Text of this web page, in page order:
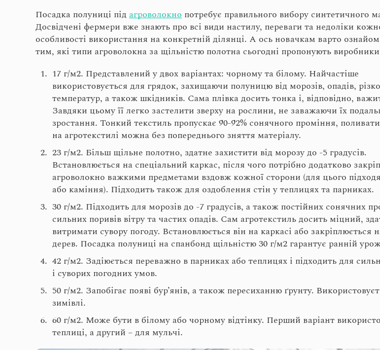
Посадка полуниці під агроволокно потребує правильного вибору синтетичного
Досвідчені фермери вже знають про всі види настилу, переваги та недоліки
особливості використання на конкретній ділянці. А ось новачкам варто
тим, які типи агроволокна за щільністю полотна сьогодні пропонують
17 г/м2. Представлений у двох варіантах: чорному та білому. Найчастіше
використовується для грядок, захищаючи полуницю від морозів, опадів,
температур, а також шкідників. Сама плівка досить тонка і, відповідно,
Завдяки цьому її легко застелити зверху на рослини, не заважаючи їх
зростання. Тонкий текстиль пропускає 90-92% сонячного проміння,
на агротекстилі можна без попереднього зняття матеріалу.
23 г/м2. Більш щільне полотно, здатне захистити від морозу до -5 градусів.
Встановлюється на спеціальний каркас, після чого потрібно додатково
агроволокно важкими предметами вздовж кожної сторони (для цього
або каміння). Підходить також для оздоблення стін у теплицях та парниках.
30 г/м2. Підходить для морозів до -7 градусів, а також постійних сонячних
сильних поривів вітру та частих опадів. Сам агротекстиль досить міцний,
витримати сувору погоду. Встановлюється він на каркасі або закріплюється
дерев. Посадка полуниці на спанбонд щільністю 30 г/м2 гарантує ранній
42 г/м2. Задіюється переважно в парниках або теплицях і підходить для
і суворих погодних умов.
50 г/м2. Запобігає появі бур’янів, а також пересиханню ґрунту.
зимівлі.
60 г/м2. Може бути в білому або чорному відтінку. Перший варіант
теплиці, а другий – для мульчі.